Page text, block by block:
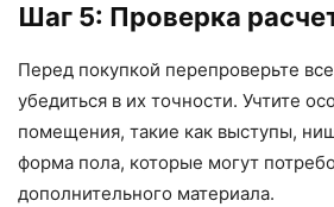
Шаг 5: Проверка
Перед покупкой перепроверьте
убедиться в их точности. Учтите
помещения, такие как выступы,
форма пола, которые могут
дополнительного материала.